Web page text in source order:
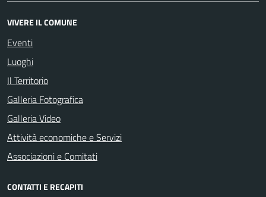
VIVERE IL COMUNE
Eventi
Luoghi
Il Territorio
Galleria Fotografica
Galleria Video
Attività economiche e Servizi
Associazioni e Comitati
CONTATTI E RECAPITI